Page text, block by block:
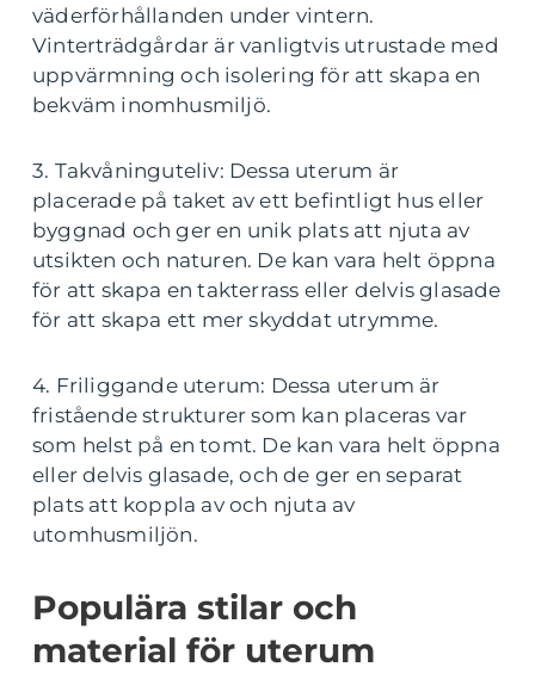
väderförhållanden under vintern.
Vinterträdgårdar är vanligtvis utrustade med
uppvärmning och isolering för att skapa en
bekväm inomhusmiljö.
3. Takvåninguteliv: Dessa uterum är
placerade på taket av ett befintligt hus eller
byggnad och ger en unik plats att njuta av
utsikten och naturen. De kan vara helt öppna
för att skapa en takterrass eller delvis glasade
för att skapa ett mer skyddat utrymme.
4. Friliggande uterum: Dessa uterum är
fristående strukturer som kan placeras var
som helst på en tomt. De kan vara helt öppna
eller delvis glasade, och de ger en separat
plats att koppla av och njuta av
utomhusmiljön.
Populära stilar och
material för uterum